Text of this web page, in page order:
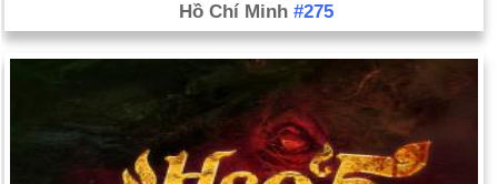
Hồ Chí Minh #275